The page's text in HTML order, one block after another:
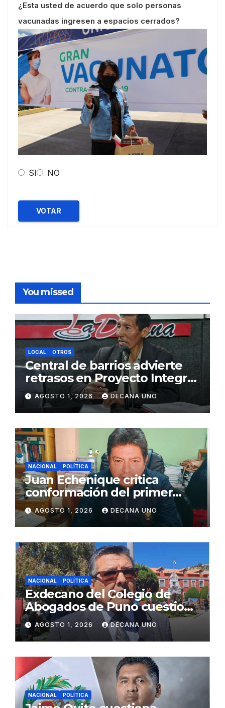
¿Esta usted de acuerdo que solo personas
vacunadas ingresen a espacios cerrados?
SI NO
VOTAR
You missed
LOCAL OTROS
Central de barrios advierte
retrasos en Proyecto Integral
de Agua y Alcantarillado para
Juliaca
AGOSTO 1, 2026 DECANA UNO
NACIONAL POLÍTICA
Juan Echenique critica
conformación del primer
gabinete ministerial de Keiko
Fujimori
AGOSTO 1, 2026 DECANA UNO
NACIONAL POLÍTICA
Exdecano del Colegio de
Abogados de Puno cuestiona
propuestas sobre seguridad
ciudadana
AGOSTO 1, 2026 DECANA UNO
NACIONAL POLÍTICA